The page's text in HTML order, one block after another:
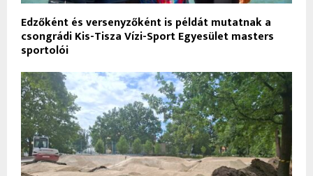
Edzőként és versenyzőként is példát mutatnak a
csongrádi Kis-Tisza Vízi-Sport Egyesület masters
sportolói